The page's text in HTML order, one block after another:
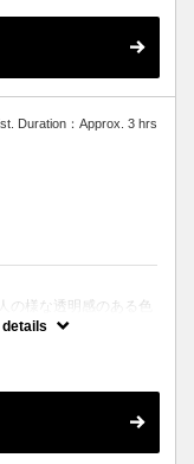
い方におススメ♪
Duration：Approx. 3 hrs
の様な透明感のある色
望の方はコレ♪
ナーカラーもこちらで
details